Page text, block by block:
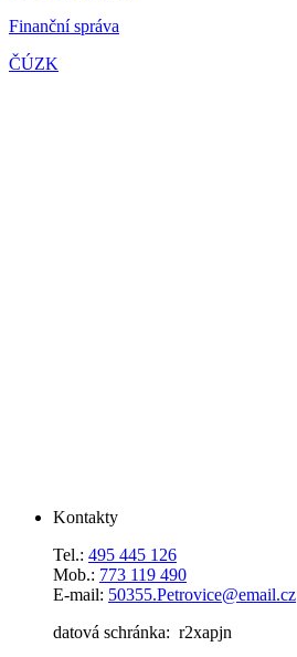
Finanční správa
ČÚZK
Kontakty
Tel.: 495 445 126
Mob.: 773 119 490
E-mail: 50355.Petrovice@email.cz
datová schránka: r2xapjn